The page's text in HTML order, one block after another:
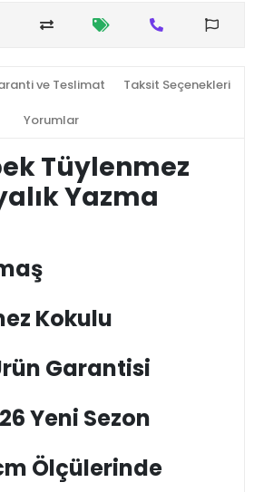
ve Teslimat Taksit Seçenekleri
Yorumlar
Tüylenmez
Yazma
Kokulu
Garantisi
Yeni Sezon
Ölçülerinde